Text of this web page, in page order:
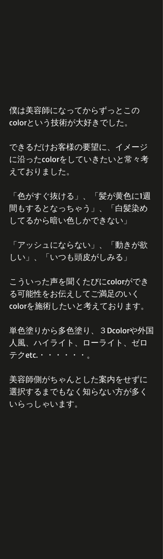
僕は美容師になってからずっとこの
colorという技術が大好きでした。
できるだけお客様の要望に、イメージ
に沿ったcolorをしていきたいと常々考
えておりました。
「色がすぐ抜ける」、「髪が黄色に1週
間もするとなっちゃう」、「白髪染め
してるから暗い色しかできない」
「アッシュにならない」、「動きが欲
しい」、「いつも頭皮がしみる」
こういった声を聞くたびにcolorができ
る可能性をお伝えしてご満足のいく
colorを施術したいと考えております。
単色塗りから多色塗り、３Dcolorや外国
人風、ハイライト、ローライト、ゼロ
テクetc.・・・・・・。
美容師側がちゃんとした案内をせずに
選択するまでもなく知らない方が多く
いらっしゃいます。